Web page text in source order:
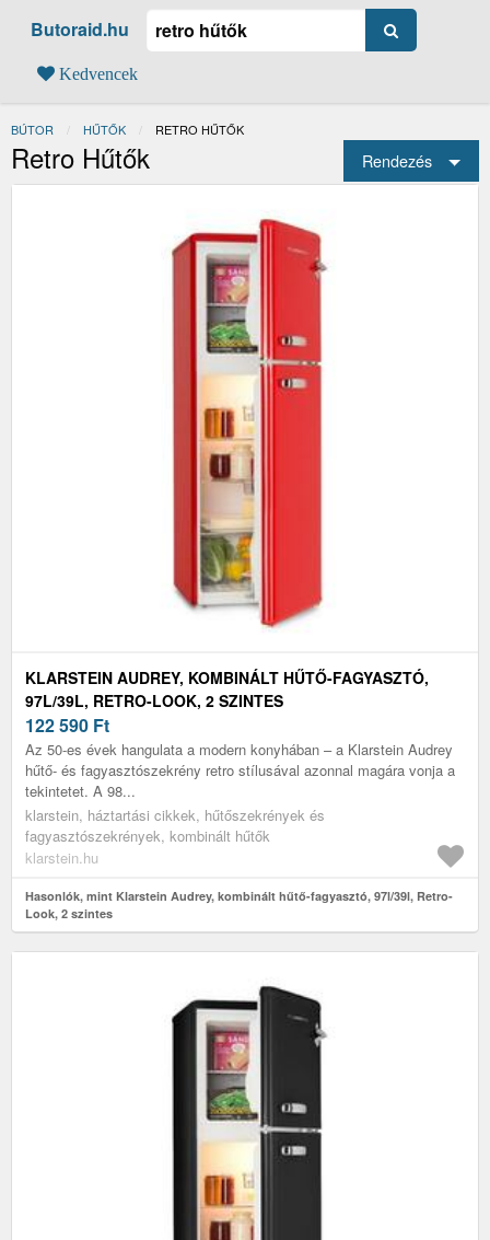
Butoraid.hu
Kedvencek
BÚTOR HŰTŐK JELENLEGI:
RETRO HŰTŐK
Retro Hűtők Rendezés
KLARSTEIN AUDREY, KOMBINÁLT HŰTŐ-FAGYASZTÓ,
97L/39L, RETRO-LOOK, 2 SZINTES
122 590 Ft
Az 50-es évek hangulata a modern konyhában – a Klarstein Audrey
hűtő- és fagyasztószekrény retro stílusával azonnal magára vonja a
tekintetet. A 98...
klarstein, háztartási cikkek, hűtőszekrények és
fagyasztószekrények, kombinált hűtők
klarstein.hu
Hasonlók, mint Klarstein Audrey, kombinált hűtő-fagyasztó, 97l/39l, Retro-
Look, 2 szintes